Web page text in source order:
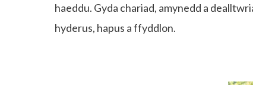
haeddu. Gyda chariad, amynedd a
hyderus, hapus a ffyddlon.